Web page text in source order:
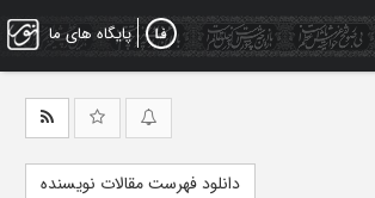
پایگاه های ما
دانلود فهرست مقالات نویسنده